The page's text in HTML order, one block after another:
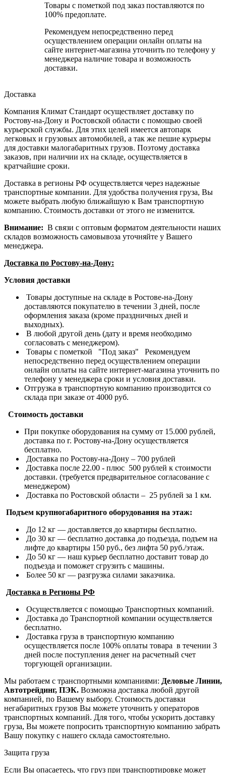
Товары с пометкой под заказ поставляются по
100% предоплате.
Рекомендуем непосредственно перед
осуществлением операции онлайн оплаты на
сайте интернет-магазина уточнить по телефону у
менеджера наличие товара и возможность
доставки.
Доставка
Компания Климат Стандарт осуществляет доставку по
Ростову-на-Дону и Ростовской области с помощью своей
курьерской службы. Для этих целей имеется автопарк
легковых и грузовых автомобилей, а так же пешие курьеры
для доставки малогабаритных грузов. Поэтому доставка
заказов, при наличии их на складе, осуществляется в
кратчайшие сроки.
Доставка в регионы РФ осуществляется через надежные
транспортные компании. Для удобства получения груза, Вы
можете выбрать любую ближайшую к Вам транспортную
компанию. Стоимость доставки от этого не изменится.
Внимание: В связи с оптовым форматом деятельности наших
складов возможность самовывоза уточняйте у Вашего
менеджера.
Доставка по Ростову-на-Дону:
Условия доставки
Товары доступные на складе в Ростове-на-Дону
доставляются покупателю в течении 3 дней, после
оформления заказа (кроме праздничных дней и
выходных).
В любой другой день (дату и время необходимо
согласовать с менеджером).
Товары с пометкой "Под заказ" Рекомендуем
непосредственно перед осуществлением операции
онлайн оплаты на сайте интернет-магазина уточнить по
телефону у менеджера сроки и условия доставки.
Отгрузка в транспортную компанию производится со
склада при заказе от 4000 руб.
Стоимость доставки
При покупке оборудования на сумму от 15.000 рублей,
доставка по г. Ростову-на-Дону осуществляется
бесплатно.
Доставка по Ростову-на-Дону – 700 рублей
Доставка после 22.00 - плюс 500 рублей к стоимости
доставки. (требуется предварительное согласование с
менеджером)
Доставка по Ростовской области – 25 рублей за 1 км.
Подъем крупногабаритного оборудования на этаж:
До 12 кг — доставляется до квартиры бесплатно.
До 30 кг — бесплатно доставка до подъезда, подъем на
лифте до квартиры 150 руб., без лифта 50 руб./этаж.
До 50 кг — наш курьер бесплатно доставит товар до
подъезда и поможет сгрузить с машины.
Более 50 кг — разгрузка силами заказчика.
Доставка в Регионы РФ
Осуществляется с помощью Транспортных компаний.
Доставка до Транспортной компании осуществляется
бесплатно.
Доставка груза в транспортную компанию
осуществляется после 100% оплаты товара в течении 3
дней после поступления денег на расчетный счет
торгующей организации.
Мы работаем с транспортными компаниями: Деловые Линии,
Автотрейдинг, ПЭК. Возможна доставка любой другой
компанией, по Вашему выбору. Стоимость доставки
негабаритных грузов Вы можете уточнить у операторов
транспортных компаний. Для того, чтобы ускорить доставку
груза, Вы можете попросить транспортную компанию забрать
Вашу покупку с нашего склада самостоятельно.
Защита груза
Если Вы опасаетесь, что груз при транспортировке может